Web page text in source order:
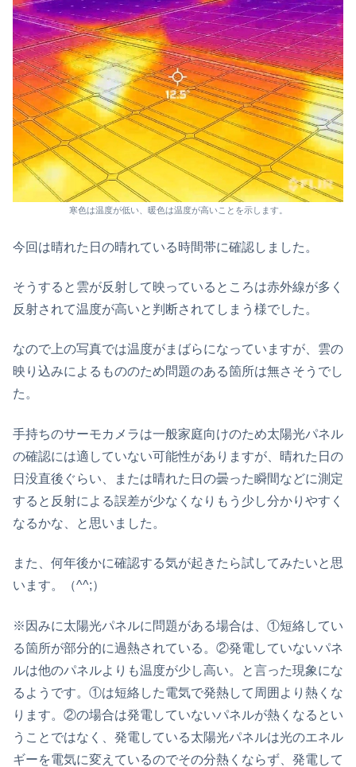
寒色は温度が低い、暖色は温度が高いことを示します。
今回は晴れた日の晴れている時間帯に確認しました。
そうすると雲が反射して映っているところは赤外線が多く
反射されて温度が高いと判断されてしまう様でした。
なので上の写真では温度がまばらになっていますが、雲の
映り込みによるもののため問題のある箇所は無さそうでし
た。
手持ちのサーモカメラは一般家庭向けのため太陽光パネル
の確認には適していない可能性がありますが、晴れた日の
日没直後ぐらい、または晴れた日の曇った瞬間などに測定
すると反射による誤差が少なくなりもう少し分かりやすく
なるかな、と思いました。
また、何年後かに確認する気が起きたら試してみたいと思
います。（^^;）
※因みに太陽光パネルに問題がある場合は、①短絡してい
る箇所が部分的に過熱されている。②発電していないパネ
ルは他のパネルよりも温度が少し高い。と言った現象にな
るようです。①は短絡した電気で発熱して周囲より熱くな
ります。②の場合は発電していないパネルが熱くなるとい
うことではなく、発電している太陽光パネルは光のエネル
ギーを電気に変えているのでその分熱くならず、発電して